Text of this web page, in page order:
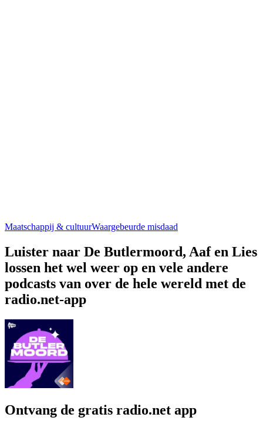
Maatschappij & cultuurWaargebeurde misdaad
Luister naar De Butlermoord, Aaf en Lies
lossen het wel weer op en vele andere
podcasts van over de hele wereld met de
radio.net-app
Ontvang de gratis radio.net app